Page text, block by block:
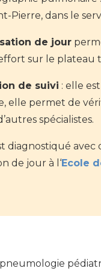
Pierre, dans le
de jour
sur le plateau
de suivi : elle
elle permet de
spécialistes.
diagnostiqué avec
de jour à l‘Ecole
pneumologie